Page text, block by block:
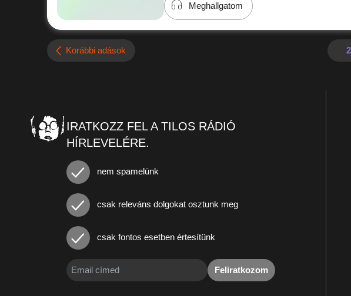
Meghallgatom
Korábbi adások
IRATKOZZ FEL A TILOS RÁDIÓ
HÍRLEVELÉRE.
nem spamelünk
csak releváns dolgokat osztunk meg
csak fontos esetben értesítünk
Feliratkozom